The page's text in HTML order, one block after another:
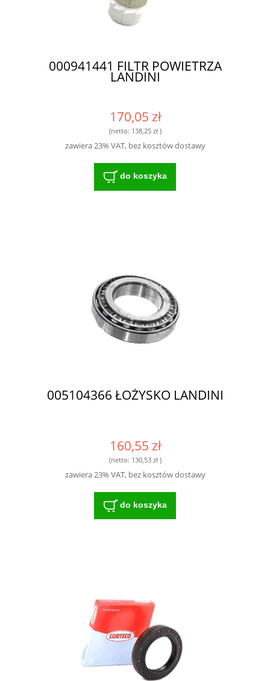
000941441 FILTR POWIETRZA
LANDINI
170,05 zł
(netto: 138,25 zł)
zawiera 23% VAT, bez kosztów dostawy
do koszyka
005104366 ŁOŻYSKO LANDINI
160,55 zł
(netto: 130,53 zł)
zawiera 23% VAT, bez kosztów dostawy
do koszyka